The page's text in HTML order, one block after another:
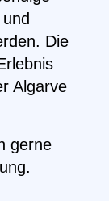
Die
Algarve
gerne